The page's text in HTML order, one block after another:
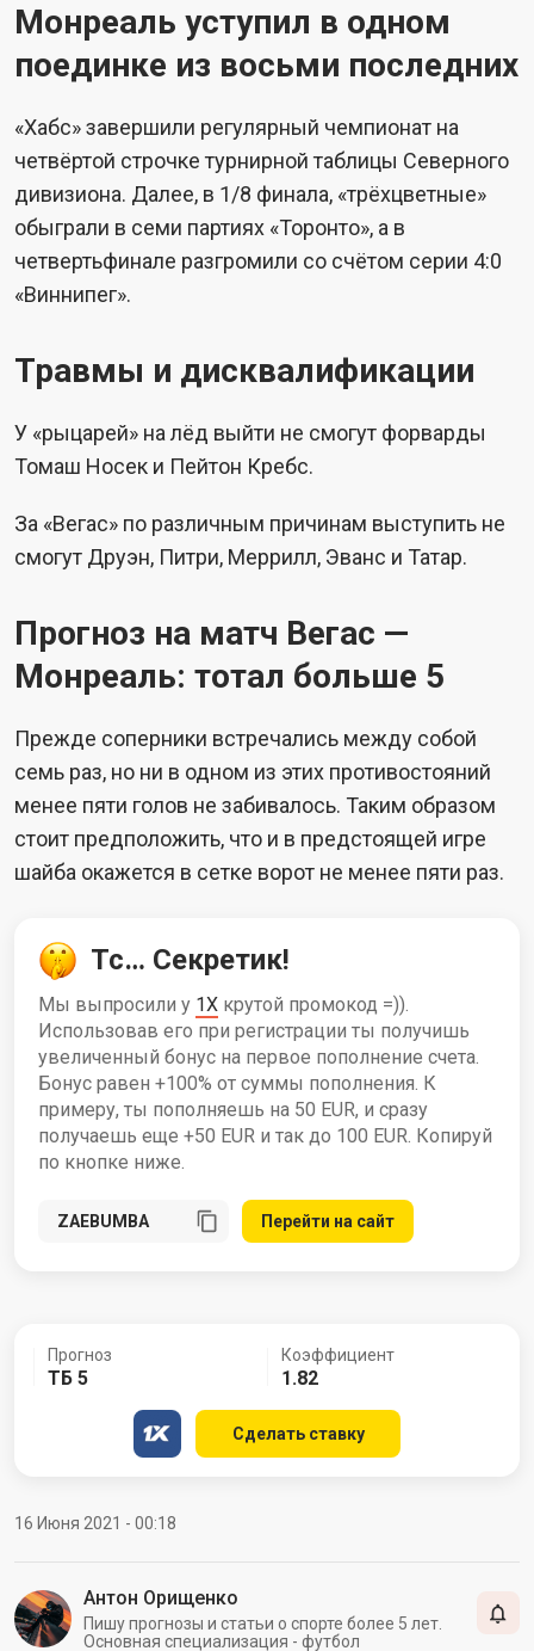
Монреаль уступил в одном
поединке из восьми последних
«Хабс» завершили регулярный чемпионат на
четвёртой строчке турнирной таблицы Северного
дивизиона. Далее, в 1/8 финала, «трёхцветные»
обыграли в семи партиях «Торонто», а в
четвертьфинале разгромили со счётом серии 4:0
«Виннипег».
Травмы и дисквалификации
У «рыцарей» на лёд выйти не смогут форварды
Томаш Носек и Пейтон Кребс.
За «Вегас» по различным причинам выступить не
смогут Друэн, Питри, Меррилл, Эванс и Татар.
Прогноз на матч Вегас —
Монреаль: тотал больше 5
Прежде соперники встречались между собой
семь раз, но ни в одном из этих противостояний
менее пяти голов не забивалось. Таким образом
стоит предположить, что и в предстоящей игре
шайба окажется в сетке ворот не менее пяти раз.
Тс… Секретик!
Мы выпросили у 1X крутой промокод =)).
Использовав его при регистрации ты получишь
увеличенный бонус на первое пополнение счета.
Бонус равен +100% от суммы пополнения. К
примеру, ты пополняешь на 50 EUR, и сразу
получаешь еще +50 EUR и так до 100 EUR. Копируй
по кнопке ниже.
Перейти на сайт
Прогноз
ТБ 5
Коэффициент
1.82
Сделать ставку
16 Июня 2021 - 00:18
Антон Орищенко
Пишу прогнозы и статьи о спорте более 5 лет.
Основная специализация - футбол